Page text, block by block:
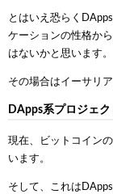
とはいえ恐らく
ケーションの性格か
はないかと思います。
その場合はイーサリ
DApps系プロジェ
現在、ビットコイン
います。
そして、これは